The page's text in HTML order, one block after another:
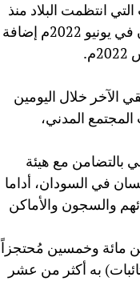
انتظمت البلاد منذ
الخامس والعشرين من أكتوبر 2021م ورفع تقرير بشأنها لمجلس حقوق الإنسان في يونيو 2022م إضافة
الآخر خلال اليومين
المدني،
بالتضامن مع هيئة
في السودان، أداما
والسجون والأماكن
مائة وخمسين مُحتجزاً
به أكثر من عشر